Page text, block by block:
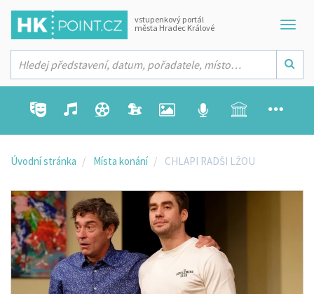
vstupenkový portál
města Hradec Králové
Úvodní stránka Místa konání CHLAPI RADŠI LŽOU